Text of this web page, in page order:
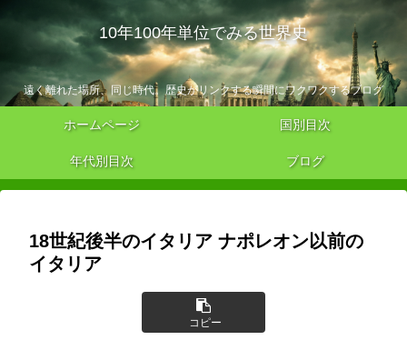
10年100年単位でみる世界史
遠く離れた場所、同じ時代。歴史がリンクする瞬間にワクワクするブログ
ホームページ 国別目次
年代別目次 ブログ
18世紀後半のイタリア ナポレオン以前の
イタリア
コピー